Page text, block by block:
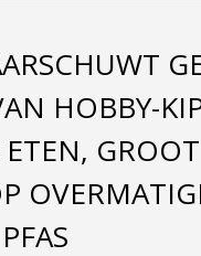
HOBBY-
ETEN, GROOT